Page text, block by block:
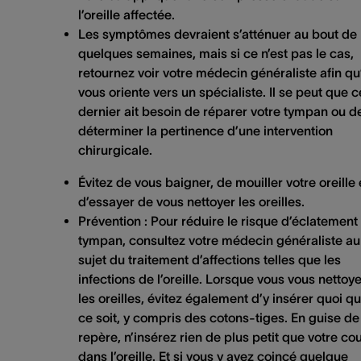
l’oreille affectée.
Les symptômes devraient s’atténuer au bout de
quelques semaines, mais si ce n’est pas le cas,
retournez voir votre médecin généraliste afin
vous oriente vers un spécialiste. Il se peut que
dernier ait besoin de réparer votre tympan ou
déterminer la pertinence d’une intervention
chirurgicale.
Évitez de vous baigner, de mouiller votre oreille
d’essayer de vous nettoyer les oreilles.
Prévention : Pour réduire le risque d’éclatement
tympan, consultez votre médecin généraliste au
sujet du traitement d’affections telles que les
infections de l’oreille. Lorsque vous vous
les oreilles, évitez également d’y insérer quoi
ce soit, y compris des cotons-tiges. En guise de
repère, n’insérez rien de plus petit que votre
dans l’oreille. Et si vous y avez coincé quelque